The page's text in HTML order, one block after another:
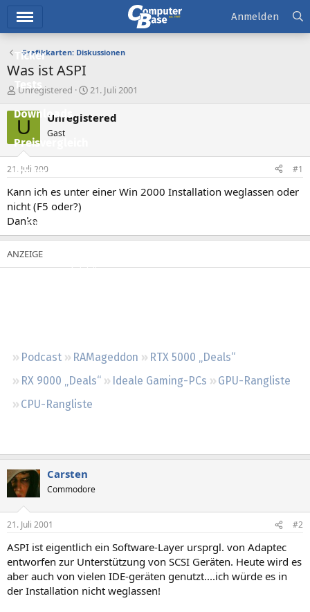
Ticker
Tests
Downloads
Preisvergleich
Forum
Aktuelles
Empfohlene Inhalte
Neueste Aktivitäten
Podcast RAMageddon
RTX 5000 „Deals“
RX 9000 „Deals“
Ideale Gaming-PCs
GPU-Rangliste
CPU-Rangliste
Anmelden
Grafikkarten: Diskussionen
Was ist ASPI
E
s
e
e
r
Unregistered
E
s
t
a
21. Juli 2001
U Unregistered
Gast
21. Juli 2001 #1
Kann ich es unter einer Win 2000 Installation weglassen oder
nicht (F5 oder?)
Danke
Carsten
Commodore
21. Juli 2001 #2
ASPI ist eigentlich ein Software-Layer ursprgl. von Adaptec
entworfen zur Unterstützung von SCSI Geräten. Heute wird es
aber auch von vielen IDE-geräten genutzt....ich würde es in
der Installation nicht weglassen!